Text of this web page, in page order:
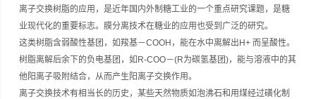
离子交换树脂的应用，是近年国内外制糖工业的一个重点研究课题，是糖
业现代化的重要标志。膜分离技术在糖业的应用也受到广泛的研究。
这类树脂含弱酸性基团，如羧基－COOH，能在水中离解出H+ 而呈酸性。
树脂离解后余下的负电基团，如R-COO－(R为碳氢基团)，能与溶液中的其
他阳离子吸附结合，从而产生阳离子交换作用。
离子交换技术有相当长的历史，某些天然物质如泡沸石和用煤经过磺化制